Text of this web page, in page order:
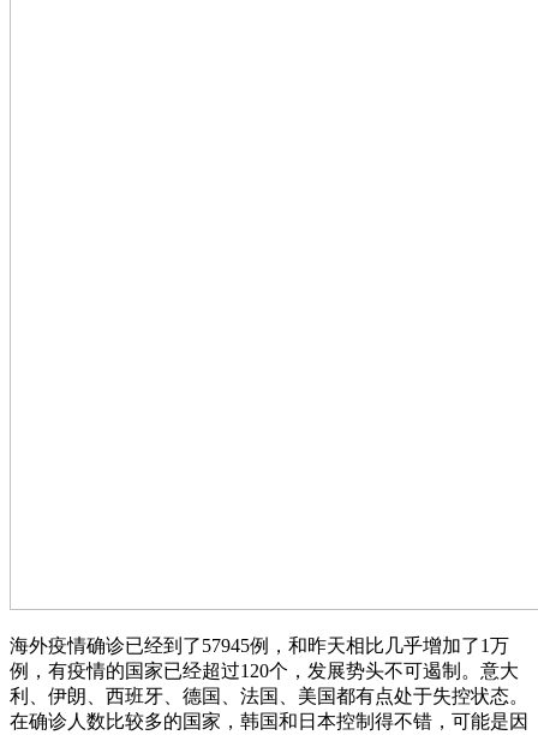
海外疫情确诊已经到了57945例，和昨天相比几乎增加了1万
例，有疫情的国家已经超过120个，发展势头不可遏制。意大
利、伊朗、西班牙、德国、法国、美国都有点处于失控状态。
在确诊人数比较多的国家，韩国和日本控制得不错，可能是因